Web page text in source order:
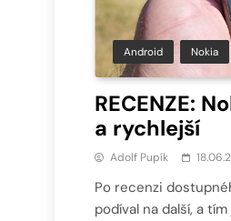
Android Nokia
RECENZE:
a rychlejší
Adolf Pupík
Po recenzi
podíval na další, a